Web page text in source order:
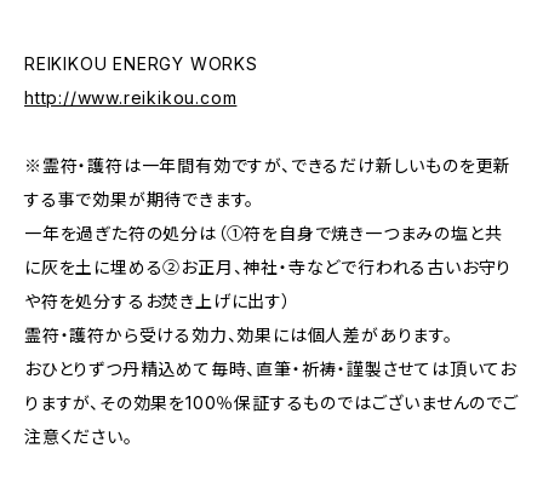
REIKIKOU ENERGY WORKS
http://www.reikikou.com
※霊符・護符は一年間有効ですが、できるだけ新しいものを更新
する事で効果が期待できます。
一年を過ぎた符の処分は（①符を自身で焼き一つまみの塩と共
に灰を土に埋める②お正月、神社・寺などで行われる古いお守り
や符を処分するお焚き上げに出す）
霊符・護符から受ける効力、効果には個人差があります。
おひとりずつ丹精込めて毎時、直筆・祈祷・謹製させては頂いてお
りますが、その効果を100％保証するものではございませんのでご
注意ください。